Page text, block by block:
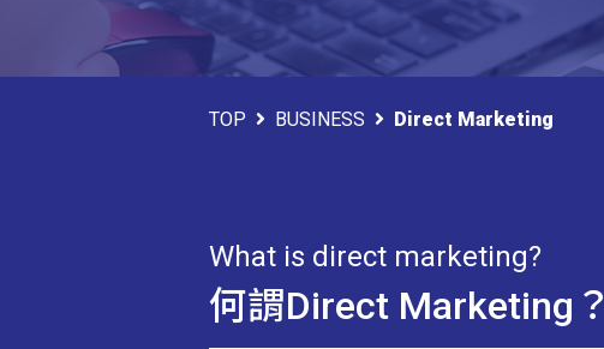
TOP BUSINESS Direct Marketing
What is direct marketing?
何謂Direct Marketing？